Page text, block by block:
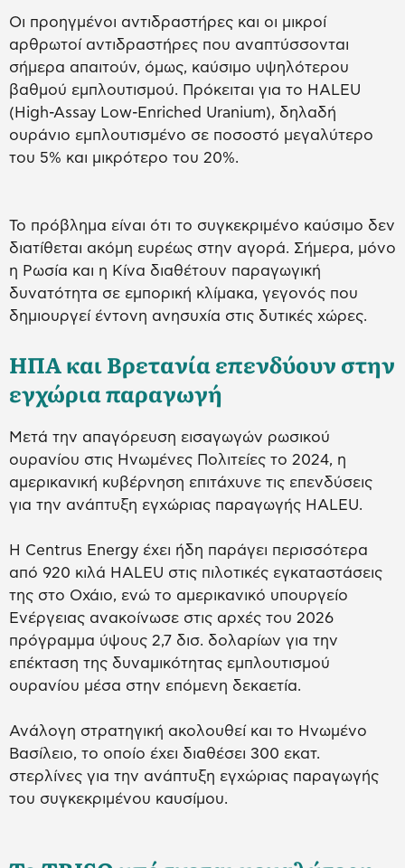
Οι προηγμένοι αντιδραστήρες και οι μικροί
αρθρωτοί αντιδραστήρες που αναπτύσσονται
σήμερα απαιτούν, όμως, καύσιμο υψηλότερου
βαθμού εμπλουτισμού. Πρόκειται για το HALEU
(High-Assay Low-Enriched Uranium), δηλαδή
ουράνιο εμπλουτισμένο σε ποσοστό μεγαλύτερο
του 5% και μικρότερο του 20%.
Το πρόβλημα είναι ότι το συγκεκριμένο καύσιμο δεν
διατίθεται ακόμη ευρέως στην αγορά. Σήμερα, μόνο
η Ρωσία και η Κίνα διαθέτουν παραγωγική
δυνατότητα σε εμπορική κλίμακα, γεγονός που
δημιουργεί έντονη ανησυχία στις δυτικές χώρες.
ΗΠΑ και Βρετανία επενδύουν στην
εγχώρια παραγωγή
Μετά την απαγόρευση εισαγωγών ρωσικού
ουρανίου στις Ηνωμένες Πολιτείες το 2024, η
αμερικανική κυβέρνηση επιτάχυνε τις επενδύσεις
για την ανάπτυξη εγχώριας παραγωγής HALEU.
Η Centrus Energy έχει ήδη παράγει περισσότερα
από 920 κιλά HALEU στις πιλοτικές εγκαταστάσεις
της στο Οχάιο, ενώ το αμερικανικό υπουργείο
Ενέργειας ανακοίνωσε στις αρχές του 2026
πρόγραμμα ύψους 2,7 δισ. δολαρίων για την
επέκταση της δυναμικότητας εμπλουτισμού
ουρανίου μέσα στην επόμενη δεκαετία.
Ανάλογη στρατηγική ακολουθεί και το Ηνωμένο
Βασίλειο, το οποίο έχει διαθέσει 300 εκατ.
στερλίνες για την ανάπτυξη εγχώριας παραγωγής
του συγκεκριμένου καυσίμου.